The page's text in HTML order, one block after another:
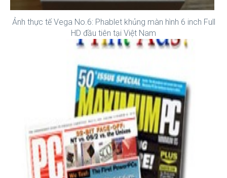
Ảnh thực tế Vega No.6: Phablet khủng màn hình 6 inch Full
HD đầu tiên tại Việt Nam